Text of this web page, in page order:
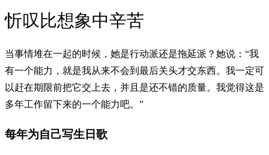
忻叹比想象中辛苦
当事情堆在一起的时候，她是行动派还是拖延派？她说：“我
有一个能力，就是我从来不会到最后关头才交东西。我一定可
以赶在期限前把它交上去，并且是还不错的质量。我觉得这是
多年工作留下来的一个能力吧。”
每年为自己写生日歌